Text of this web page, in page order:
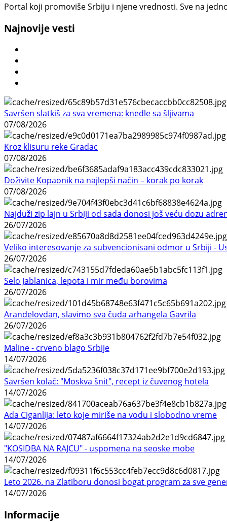
Portal koji promoviše Srbiju i njene vrednosti. Sve na
Najnovije vesti
Savršen slatkiš za sva vremena: knedle sa šljivama
07/08/2026
Kroz klisuru reke Gradac
07/08/2026
Doživite Kopaonik na najlepši način – korak po korak
07/08/2026
Najduži zip lajn u Srbiji od sada donosi još veću dozu
26/07/2026
Veliko interesovanje za subvencionisani odmor u Srbiji -
26/07/2026
Selo Jablanica, lepota i mir među borovima
26/07/2026
Aranđelovdan, slavimo sva čuda arhangela Gavrila
26/07/2026
Maline - crveno blago Srbije
14/07/2026
Savršen kolač: "Moskva šnit", recept iz čuvenog hotela
14/07/2026
Ada Ciganlija: leto koje miriše na vodu i slobodno vreme
14/07/2026
"KOSIDBA NA RAJCU" - uspomena na seoske mobe
14/07/2026
Leto 2026. na Zlatiboru donosi bogat program za sve
14/07/2026
Informacije